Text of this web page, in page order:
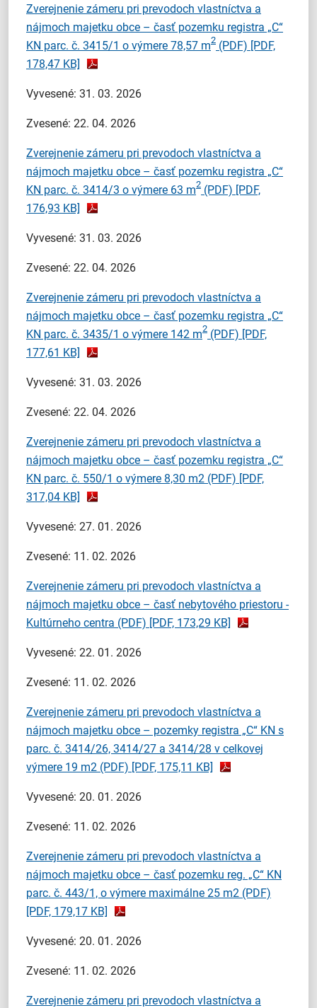
Zverejnenie zámeru pri prevodoch vlastníctva a
nájmoch majetku obce – časť pozemku registra „C“
KN parc. č. 3415/1 o výmere 78,57 m2 (PDF) [PDF,
178,47 KB]
Vyvesené: 31. 03. 2026
Zvesené: 22. 04. 2026
Zverejnenie zámeru pri prevodoch vlastníctva a
nájmoch majetku obce – časť pozemku registra „C“
KN parc. č. 3414/3 o výmere 63 m2 (PDF) [PDF,
176,93 KB]
Vyvesené: 31. 03. 2026
Zvesené: 22. 04. 2026
Zverejnenie zámeru pri prevodoch vlastníctva a
nájmoch majetku obce – časť pozemku registra „C“
KN parc. č. 3435/1 o výmere 142 m2 (PDF) [PDF,
177,61 KB]
Vyvesené: 31. 03. 2026
Zvesené: 22. 04. 2026
Zverejnenie zámeru pri prevodoch vlastníctva a
nájmoch majetku obce – časť pozemku registra „C“
KN parc. č. 550/1 o výmere 8,30 m2 (PDF) [PDF,
317,04 KB]
Vyvesené: 27. 01. 2026
Zvesené: 11. 02. 2026
Zverejnenie zámeru pri prevodoch vlastníctva a
nájmoch majetku obce – časť nebytového priestoru -
Kultúrneho centra (PDF) [PDF, 173,29 KB]
Vyvesené: 22. 01. 2026
Zvesené: 11. 02. 2026
Zverejnenie zámeru pri prevodoch vlastníctva a
nájmoch majetku obce – pozemky registra „C“ KN s
parc. č. 3414/26, 3414/27 a 3414/28 v celkovej
výmere 19 m2 (PDF) [PDF, 175,11 KB]
Vyvesené: 20. 01. 2026
Zvesené: 11. 02. 2026
Zverejnenie zámeru pri prevodoch vlastníctva a
nájmoch majetku obce – časť pozemku reg. „C“ KN
parc. č. 443/1, o výmere maximálne 25 m2 (PDF)
[PDF, 179,17 KB]
Vyvesené: 20. 01. 2026
Zvesené: 11. 02. 2026
Zverejnenie zámeru pri prevodoch vlastníctva a